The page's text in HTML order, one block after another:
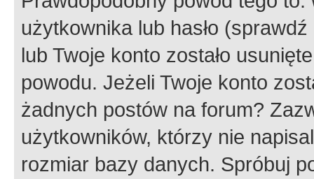
użytkownika lub hasło
lub Twoje konto zostało
powodu. Jeżeli Twoje konto
żadnych postów na forum?
użytkowników, którzy nie
rozmiar bazy danych. Spróbuj